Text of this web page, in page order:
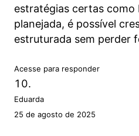
estratégias certas como
planejada, é possível
estruturada sem perder
Acesse para responder
Eduarda
25 de agosto de 2025